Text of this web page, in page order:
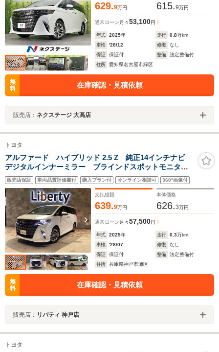
629.9万円 615.9万円
通常ローン 月々53,100円
年式 2025年 走行 0.8万km
車検
'28/12 修復
なし
保証
保証付 整備
法定整備付
住所
愛知県名古屋市緑区
無
料
在庫確認・見積依頼
販売店： ネクステージ 大高店
トヨタ
アルファード ハイブリッド 2.5 Z 純正14インチナビ
デジタルインナーミラー ブラインドスポットモニタ
ー パワーバックドア 全方位カメラ 電子パーキン
グ 衝突軽減ブレーキ 両側電動スライド 純正18イン
チアルミホイール LEDヘッドライト
販売店保証 車両品質評価書付 購入プラン付 オンライン相談可 360°画像付
支払総額
639.9万円
本体価格
626.3万円
通常ローン 月々57,500円
年式 2025年 走行 0.3万km
車検
'28/07 修復
なし
保証
保証付 整備
法定整備付
住所
兵庫県神戸市灘区
無
料
在庫確認・見積依頼
販売店： リバティ 神戸店
トヨタ